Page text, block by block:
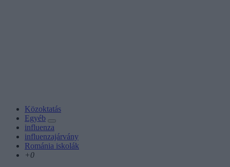
Közoktatás
Egyéb
influenza
influenzajárvány
Románia iskolák
+0